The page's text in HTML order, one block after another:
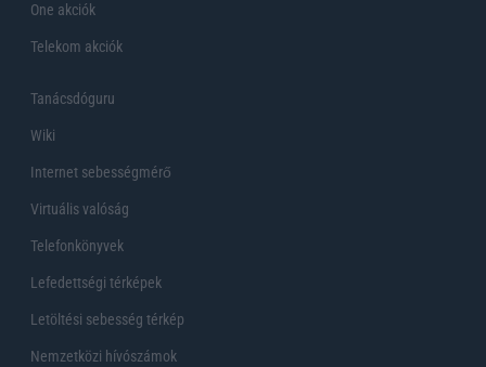
One akciók
Telekom akciók
Tanácsdóguru
Wiki
Internet sebességmérő
Virtuális valóság
Telefonkönyvek
Lefedettségi térképek
Letöltési sebesség térkép
Nemzetközi hívószámok